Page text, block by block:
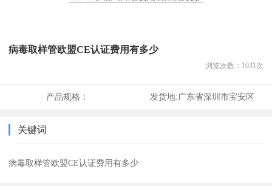
病毒取样管欧盟CE认证费用有多少
浏览次数： 1031 次
产品规格： 发货地:广东省深圳市宝安区
关键词
病毒取样管欧盟CE认证费用有多少